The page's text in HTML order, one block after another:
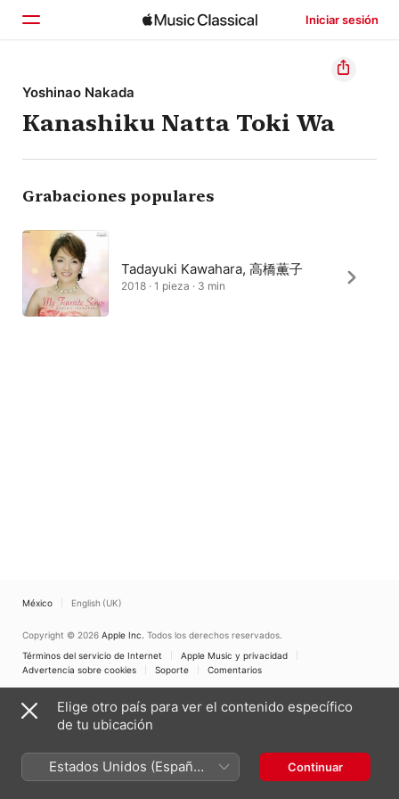
Iniciar sesión
Inicio
Explorar
Buscar
Yoshinao Nakada
Kanashiku Natta Toki Wa
Grabaciones populares
Tadayuki Kawahara, 高橋薫子
2018 · 1 pieza · 3 min
México English (UK)
Copyright © 2026 Apple Inc. Todos los derechos reservados.
Términos del servicio de Internet
Apple Music y privacidad
Advertencia sobre cookies
Soporte Comentarios
Elige otro país para ver el contenido específico
de tu ubicación
Estados Unidos (Español
México)
Continuar